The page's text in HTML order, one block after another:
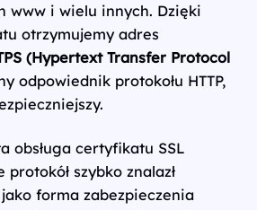
www i wielu innych. Dzięki
otrzymujemy adres
(Hypertext Transfer Protocol
odpowiednik protokołu HTTP,
obsługa certyfikatu SSL
szybko znalazł
forma zabezpieczenia